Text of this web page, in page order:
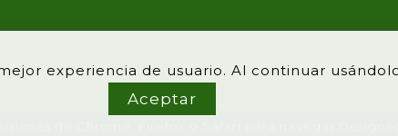
experiencia de usuario. Al continuar
Aceptar